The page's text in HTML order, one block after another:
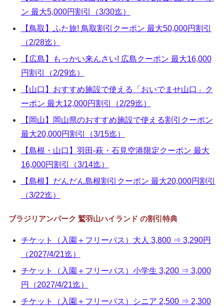
ン 最大5,000円割引（3/30迄）
【鳥取】ふた旅! 鳥取割引クーポン 最大50,000円割引
（2/28迄）
【広島】もっかい来んさい! 広島クーポン 最大16,000
円割引（2/29迄）
【山口】おすすめ施設で使える「おいでませ山口」ク
ーポン 最大12,000円割引（2/29迄）
【岡山】岡山県のおすすめ施設で使える割引クーポン
最大20,000円割引（3/15迄）
【島根・山口】羽田-萩・石見空港限定クーポン 最大
16,000円割引（3/14迄）
【島根】だんだん島根割引クーポン 最大20,000円割引
（3/22迄）
ブラジリアンパーク 鷲羽山ハイランド の割引特典
チケット（入園＋フリーパス）大人 3,800 ⇒ 3,290円
（2027/4/21迄）
チケット（入園＋フリーパス）小学生 3,200 ⇒ 3,000
円（2027/4/21迄）
チケット（入園＋フリーパス）シニア 2,500 ⇒ 2,300